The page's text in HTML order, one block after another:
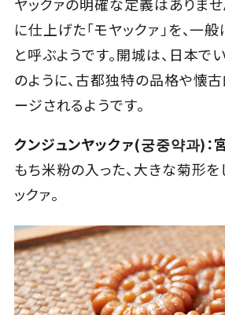
ヤックァの明確な定義はありま
に仕上げた「モヤックァ」を、一
と呼ぶようです。開城は、日本で
のように、古都独特の品格や懐
ージされるようです。
クンジュンヤックァ(궁중약과)：
もち米粉の入った、大きな菊形
ックァ。